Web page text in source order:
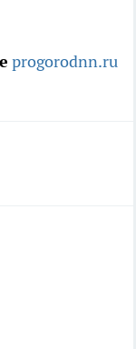
progorodnn.ru